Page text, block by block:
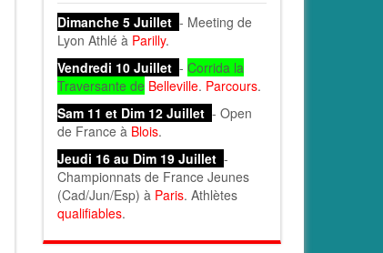
Dimanche 5 Juillet - Meeting de
Lyon Athlé à Parilly.
Vendredi 10 Juillet - Corrida la
Traversante de Belleville. Parcours.
Sam 11 et Dim 12 Juillet - Open
de France à Blois.
Jeudi 16 au Dim 19 Juillet -
Championnats de France Jeunes
(Cad/Jun/Esp) à Paris. Athlètes
qualifiables.